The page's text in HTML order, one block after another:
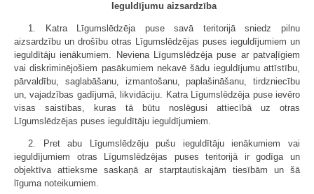
Ieguldījumu aizsardzība
1. Katra Līgumslēdzēja puse savā teritorijā sniedz pilnu
aizsardzību un drošību otras Līgumslēdzējas puses ieguldījumiem un
ieguldītāju ienākumiem. Neviena Līgumslēdzēja puse ar patvaļīgiem
vai diskriminējošiem pasākumiem nekavē šādu ieguldījumu attīstību,
pārvaldību, saglabāšanu, izmantošanu, paplašināšanu, tirdzniecību
un, vajadzības gadījumā, likvidāciju. Katra Līgumslēdzēja puse ievēro
visas saistības, kuras tā būtu noslēgusi attiecībā uz otras
Līgumslēdzējas puses ieguldītāju ieguldījumiem.
2. Pret abu Līgumslēdzēju pušu ieguldītāju ienākumiem vai
ieguldījumiem otras Līgumslēdzējas puses teritorijā ir godīga un
objektīva attieksme saskaņā ar starptautiskajām tiesībām un šā
līguma noteikumiem.